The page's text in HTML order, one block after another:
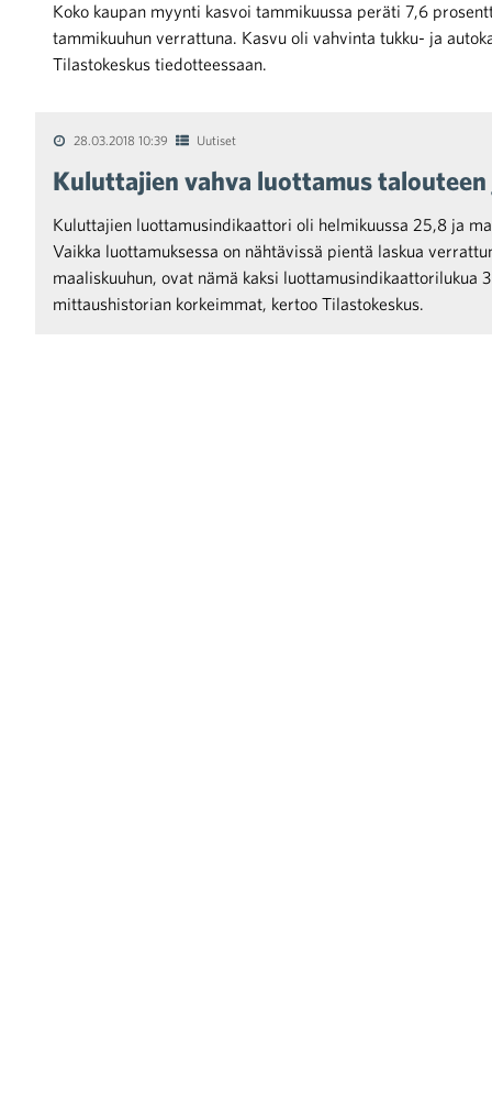
Koko kaupan myynti kasvoi tammikuussa peräti 7,6
tammikuuhun verrattuna. Kasvu oli vahvinta tukku- ja
Tilastokeskus tiedotteessaan.
28.03.2018 10:39 Uutiset
Kuluttajien vahva luottamus
Kuluttajien luottamusindikaattori oli helmikuussa 25,8 ja
Vaikka luottamuksessa on nähtävissä pientä laskua
maaliskuuhun, ovat nämä kaksi luottamusindikaattorilukua
mittaushistorian korkeimmat, kertoo Tilastokeskus.
varautuminen
kaupan alalta